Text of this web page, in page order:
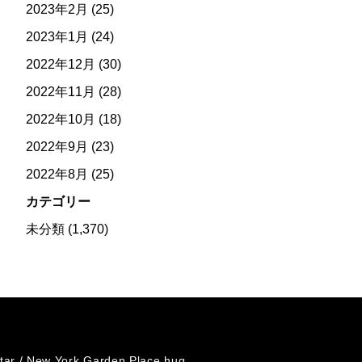
2023年2月 (25)
2023年1月 (24)
2022年12月 (30)
2022年11月 (28)
2022年10月 (18)
2022年9月 (23)
2022年8月 (25)
カテゴリー
未分類(1,370)